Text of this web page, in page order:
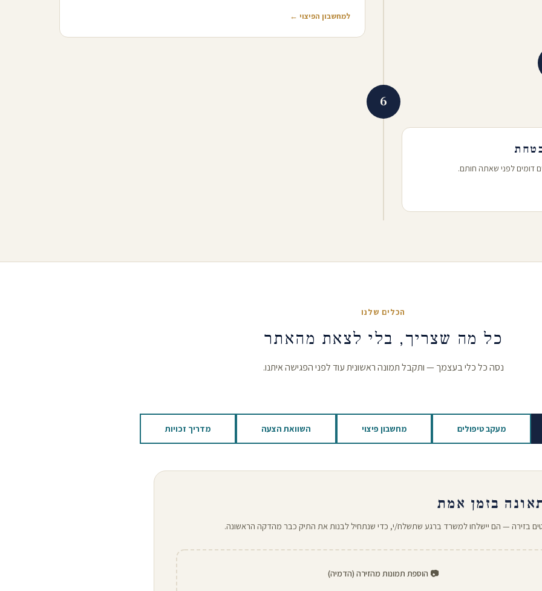
למחשבון הפיצוי ←
6
דומים לפני שאתה חותם.
הכלים שלנו
כל מה שצריך, בלי לצאת מהאתר
נסה כל כלי בעצמך — ותקבל תמונה ראשונית עוד לפני הפגישה איתנו.
מעקב טיפולים מחשבון פיצוי השוואת הצעה מדריך זכויות
בזמן אמת
בזירה — הם יישלחו למשרד ברגע שתשלח/י, כדי שנתחיל לבנות את התיק כבר מהדקה הראשונה.
📷 הוספת תמונות מהזירה (הדמיה)